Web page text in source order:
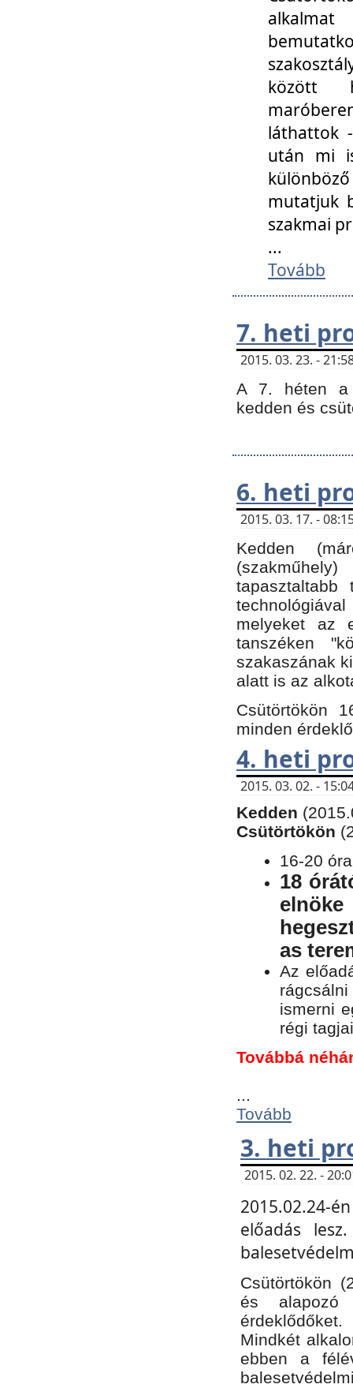
között
láthattok
után mi
mutatjuk
szakmai
...
Tovább
7. heti
2015. 03. 23. -
A 7. héten a
kedden és
6. heti
2015. 03. 17. -
Kedden
tapasztaltabb
melyeket az
tanszéken
szakaszának
alatt is az
Csütörtökön
minden
4. heti
2015. 03. 02. -
Kedden
Csütörtökön
16-20
18
as
Az
ismerni
régi
Továbbá
...
Tovább
3. heti
2015. 02. 22. -
2015.02.24-
előadás
Csütörtökön
és alapozó
érdeklődőket.
Mindkét
ebben a